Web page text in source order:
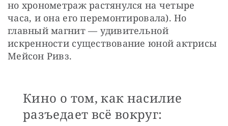
но хронометраж растянулся на четыре
часа, и она его перемонтировала). Но
главный магнит — удивительной
искренности существование юной актрисы
Мейсон Ривз.
Кино о том, как насилие
разъедает всё вокруг: